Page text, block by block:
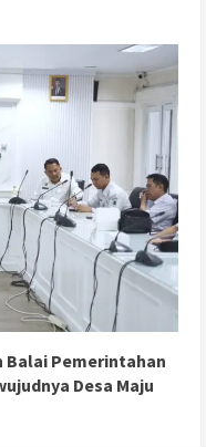
Balai Pemerintahan
Desa Maju